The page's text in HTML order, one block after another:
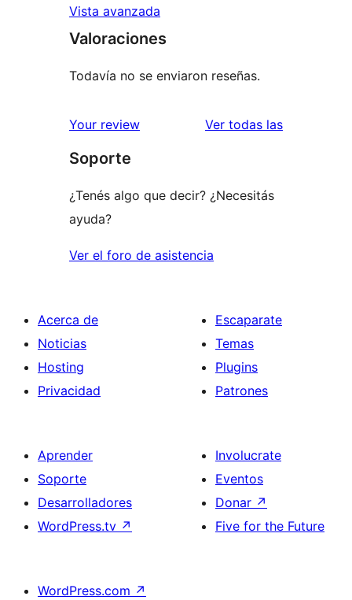
Vista avanzada
Valoraciones
Todavía no se enviaron reseñas.
Your review Ver todas lasreseñas
Soporte
¿Tenés algo que decir? ¿Necesitás
ayuda?
Ver el foro de asistencia
Acerca de
Noticias
Hosting
Privacidad
Escaparate
Temas
Plugins
Patrones
Aprender
Soporte
Desarrolladores
WordPress.tv ↗
Involucrate
Eventos
Donar ↗
Five for the Future
WordPress.com ↗